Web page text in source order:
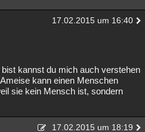
17.02.2015 um 16:40
kannst du mich auch verstehen
kann einen Menschen
sie kein Mensch ist, sondern
17.02.2015 um 18:19